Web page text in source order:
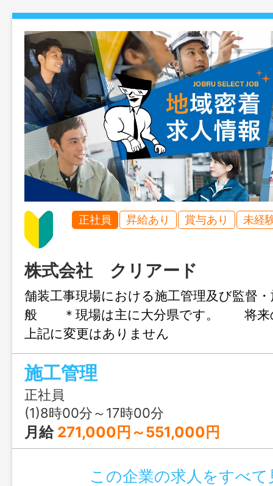
正社員 昇給あり 賞与あり 未経
株式会社 クリアード
舗装工事現場における施工管理及び監督
般 ＊現場は主に大分県です。 将来
上記に変更はありません
施工管理
正社員
(1)8時00分～17時00分
月給 271,000円～551,000円
この企業の求人をすべて